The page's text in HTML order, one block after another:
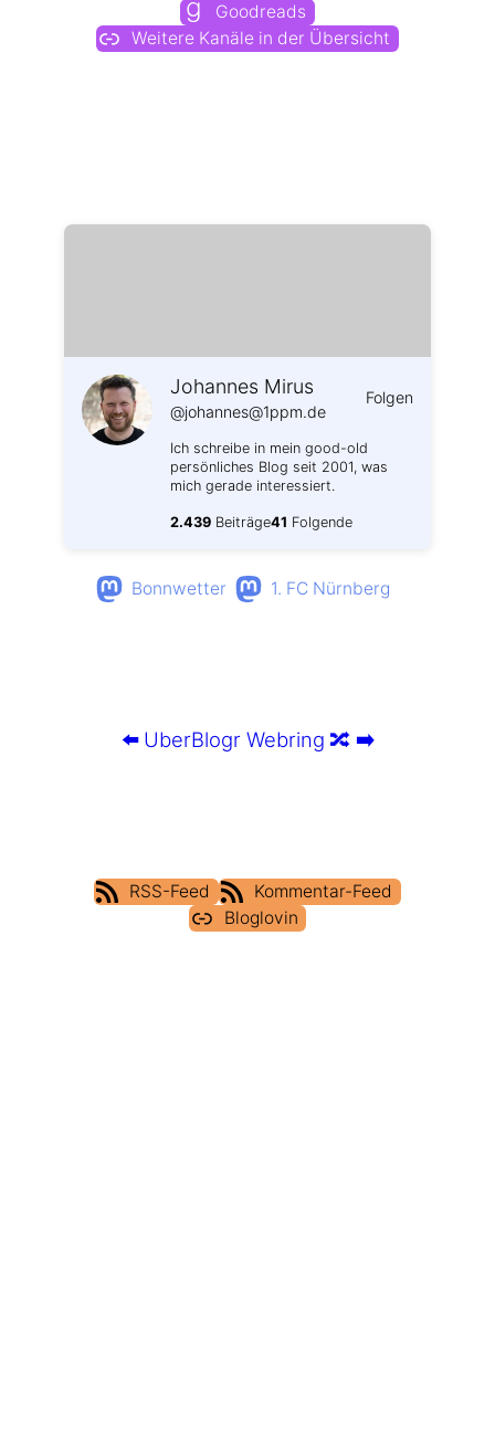
Goodreads
Weitere Kanäle in der Übersicht
Johannes Mirus
@johannes@1ppm.de
Folgen
Ich schreibe in mein good-old
persönliches Blog seit 2001, was
mich gerade interessiert.
2.439 Beiträge41 Folgende
Bonnwetter 1. FC Nürnberg
⬅️ UberBlogr Webring 🔀 ➡️
RSS-Feed
Kommentar-Feed
Bloglovin